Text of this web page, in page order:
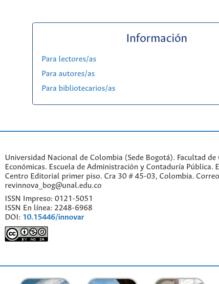
Información
Para lectores/as
Para autores/as
Para bibliotecarios/as
Universidad Nacional de Colombia (Sede Bogotá). Facultad de
Económicas. Escuela de Administración y Contaduría Pública.
Centro Editorial primer piso. Cra 30 # 45-03, Colombia.
revinnova_bog@unal.edu.co
ISSN Impreso: 0121-5051
ISSN En línea: 2248-6968
DOI: 10.15446/innovar